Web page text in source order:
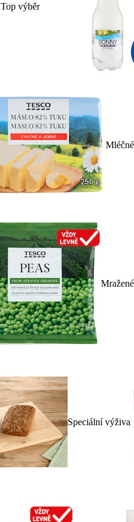
Top výběr
Mražené
Speciální výživa